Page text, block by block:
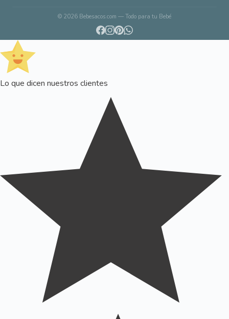
© 2026 Bebesacos.com — Todo para tu Bebé
Lo que dicen nuestros clientes